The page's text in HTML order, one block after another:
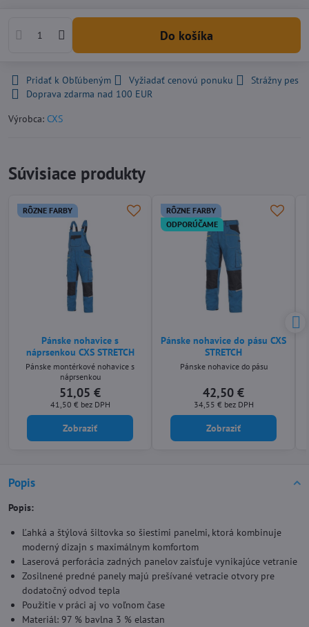
Do košíka
Pridať k Obľúbeným Vyžiadať cenovú ponuku
Strážny pes
Doprava zdarma nad 100 EUR
Výrobca: CXS
Popis
Popis:
Ľahká a štýlová šiltovka so šiestimi panelmi, ktorá kombinuje
moderný dizajn s maximálnym komfortom
Laserová perforácia zadných panelov zaisťuje vynikajúce vetranie
Zosilnené predné panely majú prešívané vetracie otvory pre
dodatočný odvod tepla
Použitie v práci aj vo voľnom čase
Materiál: 97 % bavlna 3 % elastan
Súvisiace produkty
RÔZNE FARBY
Pánske nohavice s
náprsenkou CXS STRETCH
Pánske montérkové nohavice s
náprsenkou
51,05 €
41,50 € bez DPH
Zobraziť
RÔZNE FARBY
ODPORÚČAME
Pánske nohavice do pásu CXS
STRETCH
Pánske nohavice do pásu
42,50 €
34,55 € bez DPH
Zobraziť